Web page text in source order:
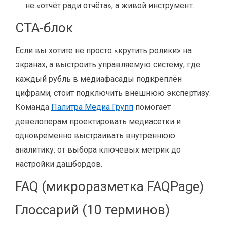
не «отчёт ради отчёта», а живой инструмент.
CTA-блок
Если вы хотите не просто «крутить ролики» на
экранах, а выстроить управляемую систему, где
каждый рубль в медиафасады подкреплён
цифрами, стоит подключить внешнюю экспертизу.
Команда Палитра Медиа Групп помогает
девелоперам проектировать медиасетки и
одновременно выстраивать внутреннюю
аналитику: от выбора ключевых метрик до
настройки дашбордов.
FAQ (микроразметка FAQPage)
Глоссарий (10 терминов)